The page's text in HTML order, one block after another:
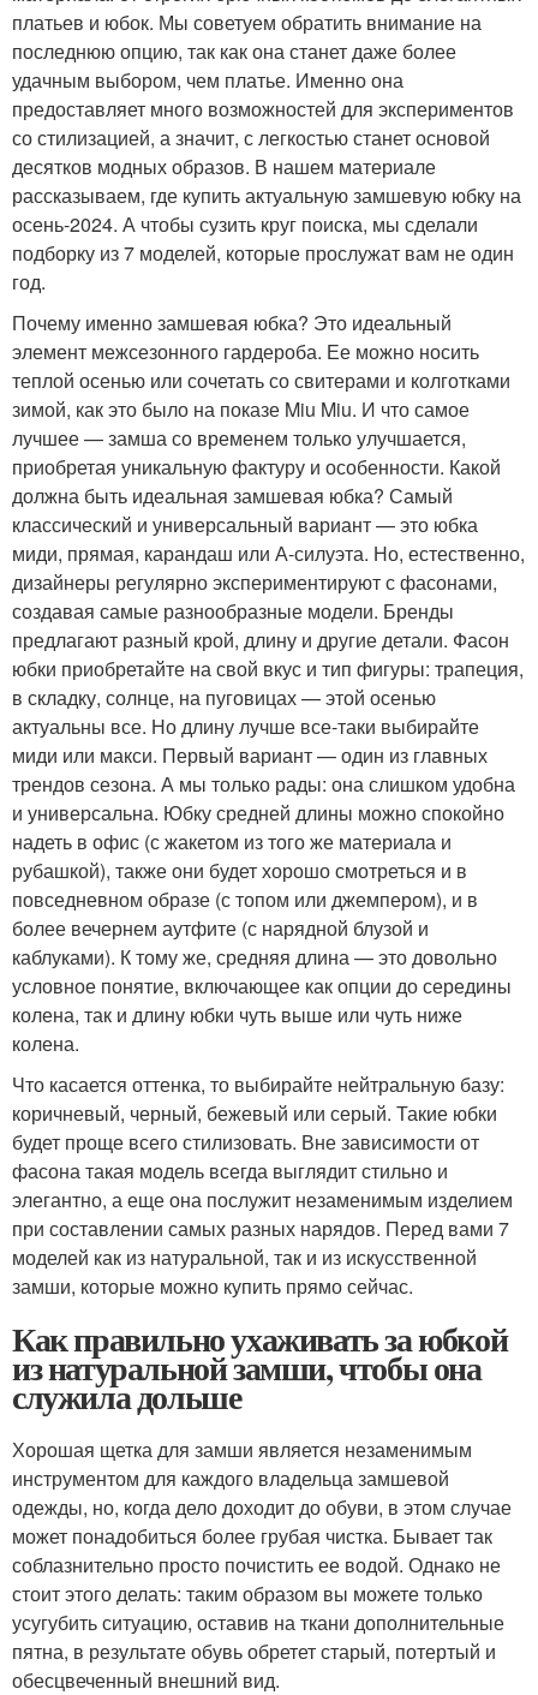
платьев и юбок. Мы советуем обратить внимание на
последнюю опцию, так как она станет даже более
удачным выбором, чем платье. Именно она
предоставляет много возможностей для экспериментов
со стилизацией, а значит, с легкостью станет основой
десятков модных образов. В нашем материале
рассказываем, где купить актуальную замшевую юбку на
осень-2024. А чтобы сузить круг поиска, мы сделали
подборку из 7 моделей, которые прослужат вам не один
год.
Почему именно замшевая юбка? Это идеальный
элемент межсезонного гардероба. Ее можно носить
теплой осенью или сочетать со свитерами и колготками
зимой, как это было на показе Miu Miu. И что самое
лучшее — замша со временем только улучшается,
приобретая уникальную фактуру и особенности. Какой
должна быть идеальная замшевая юбка? Самый
классический и универсальный вариант — это юбка
миди, прямая, карандаш или А-силуэта. Но, естественно,
дизайнеры регулярно экспериментируют с фасонами,
создавая самые разнообразные модели. Бренды
предлагают разный крой, длину и другие детали. Фасон
юбки приобретайте на свой вкус и тип фигуры: трапеция,
в складку, солнце, на пуговицах — этой осенью
актуальны все. Но длину лучше все-таки выбирайте
миди или макси. Первый вариант — один из главных
трендов сезона. А мы только рады: она слишком удобна
и универсальна. Юбку средней длины можно спокойно
надеть в офис (с жакетом из того же материала и
рубашкой), также они будет хорошо смотреться и в
повседневном образе (с топом или джемпером), и в
более вечернем аутфите (с нарядной блузой и
каблуками). К тому же, средняя длина — это довольно
условное понятие, включающее как опции до середины
колена, так и длину юбки чуть выше или чуть ниже
колена.
Что касается оттенка, то выбирайте нейтральную базу:
коричневый, черный, бежевый или серый. Такие юбки
будет проще всего стилизовать. Вне зависимости от
фасона такая модель всегда выглядит стильно и
элегантно, а еще она послужит незаменимым изделием
при составлении самых разных нарядов. Перед вами 7
моделей как из натуральной, так и из искусственной
замши, которые можно купить прямо сейчас.
Как правильно ухаживать за юбкой
из натуральной замши, чтобы она
служила дольше
Хорошая щетка для замши является незаменимым
инструментом для каждого владельца замшевой
одежды, но, когда дело доходит до обуви, в этом случае
может понадобиться более грубая чистка. Бывает так
соблазнительно просто почистить ее водой. Однако не
стоит этого делать: таким образом вы можете только
усугубить ситуацию, оставив на ткани дополнительные
пятна, в результате обувь обретет старый, потертый и
обесцвеченный внешний вид.